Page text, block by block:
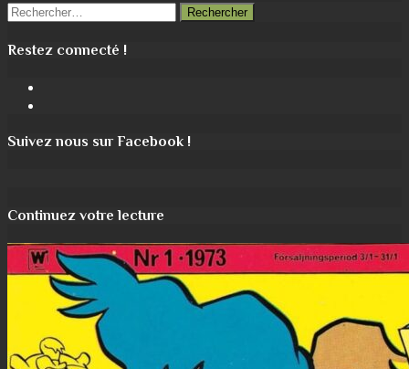
Rechercher :
Restez connecté !
Suivez nous sur Facebook !
Continuez votre lecture